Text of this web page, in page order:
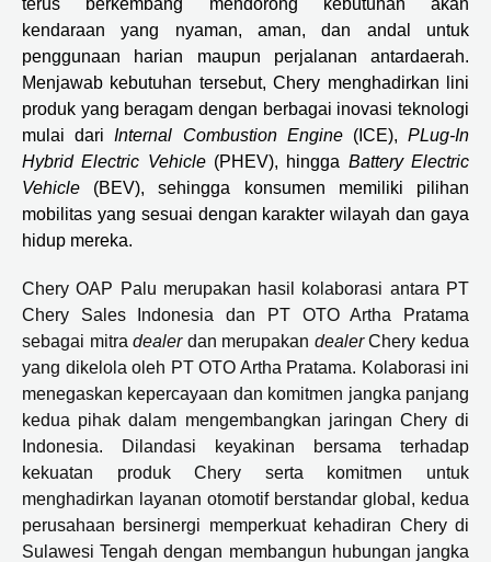
terus berkembang mendorong kebutuhan akan
kendaraan yang nyaman, aman, dan andal untuk
penggunaan harian maupun perjalanan antardaerah.
Menjawab kebutuhan tersebut, Chery menghadirkan lini
produk yang beragam dengan berbagai inovasi teknologi
mulai dari Internal Combustion Engine (ICE),PLug-In
Hybrid Electric Vehicle (PHEV), hingga Battery Electric
Vehicle (BEV), sehingga konsumen memiliki pilihan
mobilitas yang sesuai dengan karakter wilayah dan gaya
hidup mereka.
Chery OAP Palu merupakan hasil kolaborasi antara PT
Chery Sales Indonesia dan PT OTO Artha Pratama
sebagai mitradealerdan merupakan dealerChery kedua
yang dikelola oleh PT OTO Artha Pratama. Kolaborasi ini
menegaskan kepercayaan dan komitmen jangka panjang
kedua pihak dalam mengembangkan jaringan Chery di
Indonesia. Dilandasi keyakinan bersama terhadap
kekuatan produk Chery serta komitmen untuk
menghadirkan layanan otomotif berstandar global, kedua
perusahaan bersinergi memperkuat kehadiran Chery di
Sulawesi Tengah dengan membangun hubungan jangka